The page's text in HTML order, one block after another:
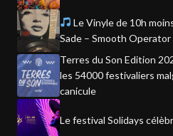
Le Vinyle de 10h
Sade – Smooth Operator
Terres du Son Edition
les 54000 festivaliers
canicule
Le festival Solidays